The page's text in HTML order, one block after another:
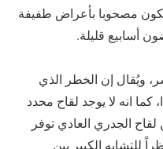
مصحوبا بأعراض طفيفة
أسابيع قليلة.
ويُقال إن الخطر الذي
انه لا يوجد لقاح محدد
الجدري العادي توفر
في المئة نظراً للتشابه الكبير بين